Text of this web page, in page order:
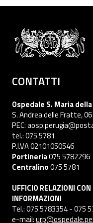
CONTATTI
Ospedale S. Maria
S. Andrea delle Fratte,
PEC:
tel.: 075 5781
P.I.VA 02101050546
Portineria075 5782296
Centralino075 5781
UFFICIO RELAZIONI
INFORMAZIONI
Tel.: 075 5783354 - 075
e-mail: